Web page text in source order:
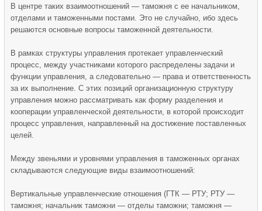
В центре таких взаимоотношений — таможня с ее начальником,
отделами и таможенными постами. Это не случайно, ибо здесь
решаются основные вопросы таможенной деятельности.
В рамках структуры управления протекает управленческий
процесс, между участниками которого распределены задачи и
функции управления, а следовательно — права и ответственность
за их выполнение. С этих позиций организационную структуру
управления можно рассматривать как форму разделения и
кооперации управленческой деятельности, в которой происходит
процесс управления, направленный на достижение поставленных
целей.
Между звеньями и уровнями управления в таможенных органах
складываются следующие виды взаимоотношений:
Вертикальные управленческие отношения (ГТК — РТУ; РТУ —
таможня; начальник таможни — отделы таможни; таможня —